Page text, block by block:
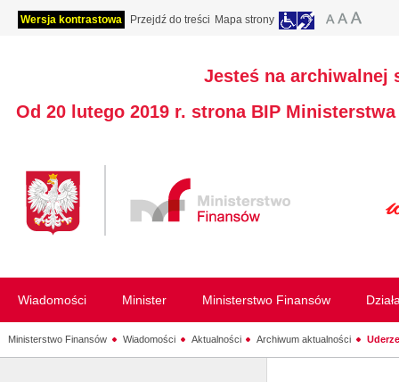
Wersja kontrastowa Przejdź do treści Mapa strony
Jesteś na archiwalnej
Od 20 lutego 2019 r. strona BIP
Wiadomości Minister Ministerstwo Finansów
Ministerstwo Finansów Wiadomości Aktualności Archiwum aktualności